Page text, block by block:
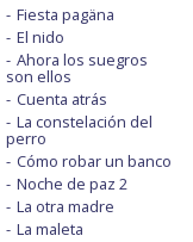
Fiesta pagäna
El nido
Ahora los suegros
son ellos
Cuenta atrás
La constelación del
perro
Cómo robar un banco
Noche de paz 2
La otra madre
La maleta